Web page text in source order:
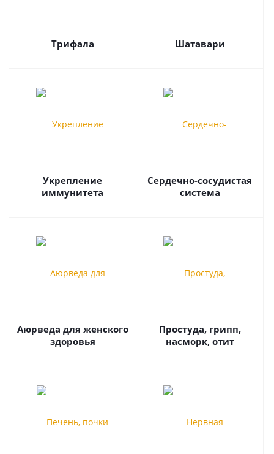
Трифала Шатавари
Укрепление
иммунитета
Сердечно-сосудистая
система
Аюрведа для женского
здоровья
Простуда, грипп,
насморк, отит